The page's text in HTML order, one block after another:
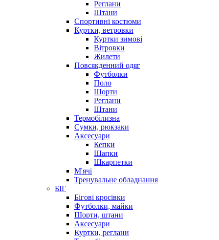
Реглани
Штани
Спортивні костюми
Куртки, ветровки
Куртки зимові
Вітровки
Жилети
Повсякденний одяг
Футболки
Поло
Шорти
Реглани
Штани
Термобілизна
Сумки, рюкзаки
Аксесуари
Кепки
Шапки
Шкарпетки
М'ячі
Тренувальне обладнання
БІГ
Бігові кросівки
Футболки, майки
Шорти, штани
Аксесуари
Куртки, реглани